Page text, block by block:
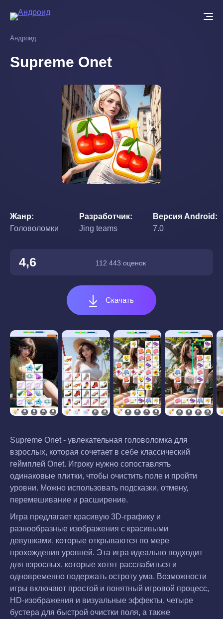
основному
Андроид
Supreme Onet
Жанр
Головоломки
Разработчик
Jing teams
Версия Android
7.0
4,6 112 443 оценок
Скачать
Supreme Onet - увлекательная головоломка для
взрослых, которая сочетает в себе классический
геймплей Onet. Игроку нужно сопоставлять
одинаковые плитки, чтобы очистить поле и пройти
уровни. Можно использовать подсказки, отмену,
перемешивание и расширение.
Игра предлагает красивую 3D-графику и
разнообразные изображения с красивыми
девушками, которые открываются по мере
прохождения уровней. Эта игра идеально подходит
для взрослых, которые хотят расслабиться и
одновременно подержать остроту ума. Возможности
игры включают простой и понятный игровой процесс,
HD-изображения и визуальные эффекты, четыре
бустера для быстрой очистки поля, а также